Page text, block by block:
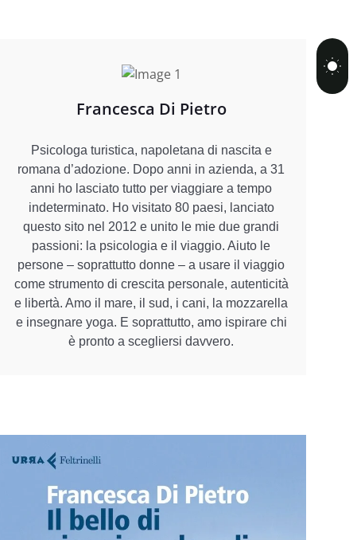
Francesca Di Pietro
Psicologa turistica, napoletana di nascita e
romana d’adozione. Dopo anni in azienda, a 31
anni ho lasciato tutto per viaggiare a tempo
indeterminato. Ho visitato 80 paesi, lanciato
questo sito nel 2012 e unito le mie due grandi
passioni: la psicologia e il viaggio. Aiuto le
persone – soprattutto donne – a usare il viaggio
come strumento di crescita personale, autenticità
e libertà. Amo il mare, il sud, i cani, la mozzarella
e insegnare yoga. E soprattutto, amo ispirare chi
è pronto a scegliersi davvero.